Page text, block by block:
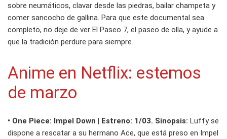
sobre neumáticos, clavar desde las piedras, bailar champeta y
comer sancocho de gallina. Para que este documental sea
completo, no deje de ver El Paseo 7, el paseo de olla, y ayude a
que la tradición perdure para siempre.
Anime en Netflix: estemos
de marzo
• One Piece: Impel Down | Estreno: 1/03. Sinopsis: Luffy se
dispone a rescatar a su hermano Ace, que está preso en Impel